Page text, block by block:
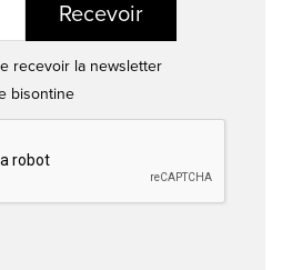
Recevoir
recevoir la newsletter
bisontine